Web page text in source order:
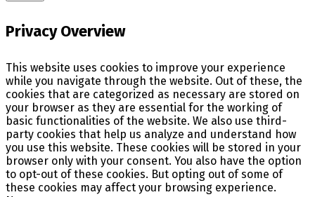
Privacy Overview
This website uses cookies to improve your experience
while you navigate through the website. Out of these, the
cookies that are categorized as necessary are stored on
your browser as they are essential for the working of
basic functionalities of the website. We also use third-
party cookies that help us analyze and understand how
you use this website. These cookies will be stored in your
browser only with your consent. You also have the option
to opt-out of these cookies. But opting out of some of
these cookies may affect your browsing experience.